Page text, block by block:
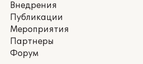
Внедрения
Публикации
Мероприятия
Партнеры
Форум